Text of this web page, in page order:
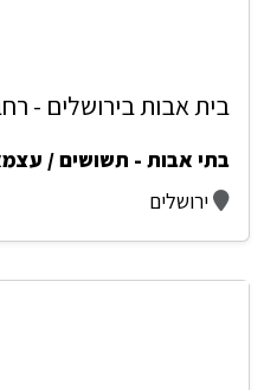
בית אבות בירושלים -
בתי אבות - תשושים /
ירושלים